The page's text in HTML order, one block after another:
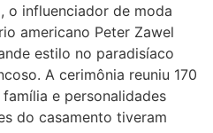
o influenciador de moda
americano Peter Zawel
estilo no paradisíaco
A cerimônia reuniu 170
e personalidades
do casamento tiveram